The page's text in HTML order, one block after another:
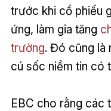
trước khi cổ phiếu
ứng, làm gia tăng
trường. Đó cũng là
cú sốc niềm tin có
EBC cho rằng các